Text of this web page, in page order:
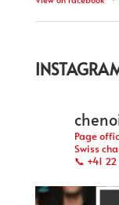
Page
Swiss
📞 +41